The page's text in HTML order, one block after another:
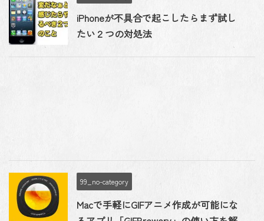
iPhoneが不具合で起こしたらまず試し
たい２つの対処法
99_no-category
Macで手軽にGIFアニメ作成が可能にな